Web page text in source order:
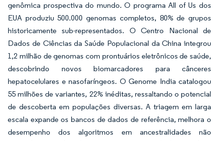
genômica prospectiva do mundo. O programa All of Us dos
EUA produziu 500.000 genomas completos, 80% de grupos
historicamente sub-representados. O Centro Nacional de
Dados de Ciências da Saúde Populacional da China integrou
1,2 milhão de genomas com prontuários eletrônicos de saúde,
descobrindo novos biomarcadores para cânceres
hepatocelulares e nasofaríngeos. O Genome India catalogou
55 milhões de variantes, 22% inéditas, ressaltando o potencial
de descoberta em populações diversas. A triagem em larga
escala expande os bancos de dados de referência, melhora o
desempenho dos algoritmos em ancestralidades não